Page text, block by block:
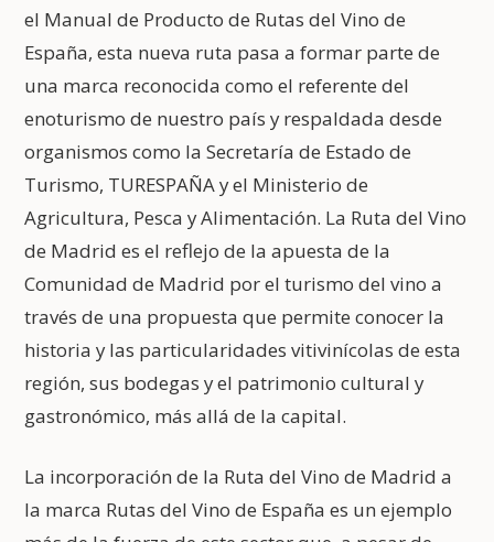
el Manual de Producto de Rutas del Vino de
España, esta nueva ruta pasa a formar parte de
una marca reconocida como el referente del
enoturismo de nuestro país y respaldada desde
organismos como la Secretaría de Estado de
Turismo, TURESPAÑA y el Ministerio de
Agricultura, Pesca y Alimentación. La Ruta del Vino
de Madrid es el reflejo de la apuesta de la
Comunidad de Madrid por el turismo del vino a
través de una propuesta que permite conocer la
historia y las particularidades vitivinícolas de esta
región, sus bodegas y el patrimonio cultural y
gastronómico, más allá de la capital.
La incorporación de la Ruta del Vino de Madrid a
la marca Rutas del Vino de España es un ejemplo